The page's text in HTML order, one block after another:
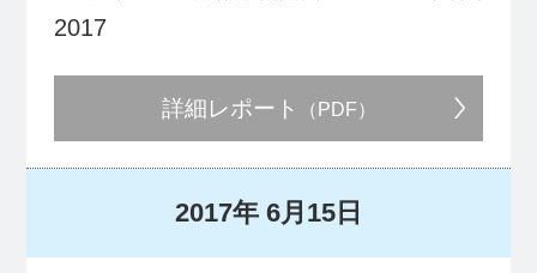
2017
詳細レポート （PDF）
2017年 6月15日